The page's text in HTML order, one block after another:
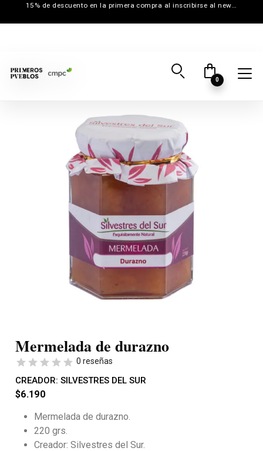
15% de descuento en la primera compra al inscribirse al newsletter
0
Mermelada de durazno
0 reseñas
CREADOR: SILVESTRES DEL SUR
$6.190
Mermelada de durazno.
220 grs.
Creador: Silvestres del Sur.